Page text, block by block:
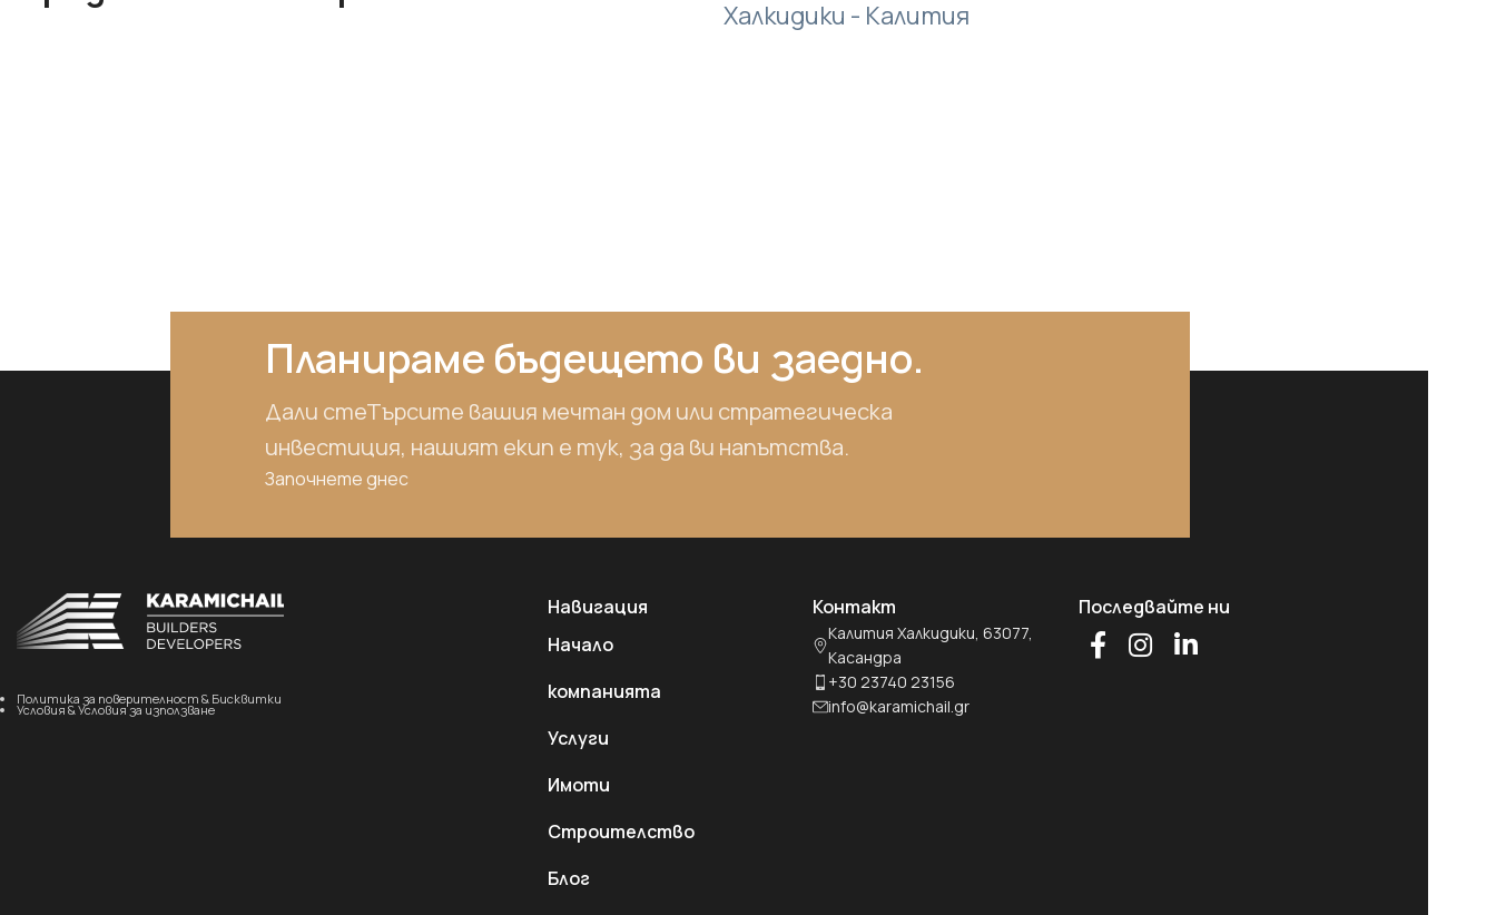
Халкидики - Калития
Планираме бъдещето ви заедно.
Дали стеТърсите вашия мечтан дом или стратегическа
инвестиция, нашият екип е тук, за да ви напътства.
Започнете днес
Политика за поверителност & Бисквитки
Условия & Условия за използване
Навигация
Начало
компанията
Услуги
Имоти
Строителство
Блог
Контакт
Калития Халкидики, 63077,
Касандра
+30 23740 23156
info@karamichail.gr
Последвайте ни